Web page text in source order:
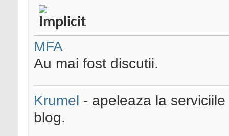
MFA
Au mai fost discutii.
Krumel - apeleaza la
blog.